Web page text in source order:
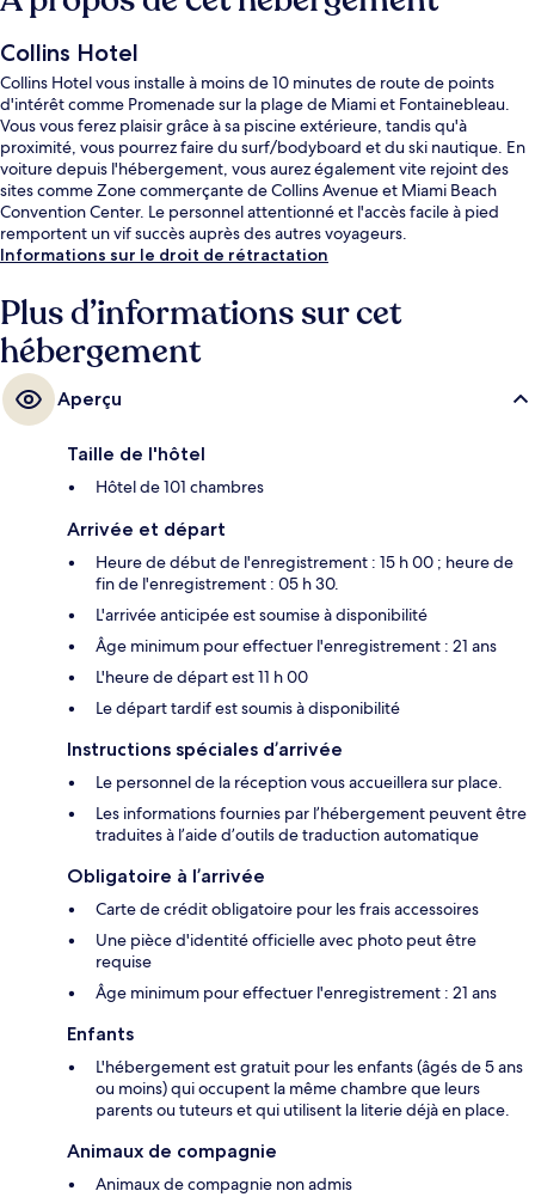
Collins Hotel
Collins Hotel vous installe à moins de 10 minutes de route de points
d'intérêt comme Promenade sur la plage de Miami et Fontainebleau.
Vous vous ferez plaisir grâce à sa piscine extérieure, tandis qu'à
proximité, vous pourrez faire du surf/bodyboard et du ski nautique. En
voiture depuis l'hébergement, vous aurez également vite rejoint des
sites comme Zone commerçante de Collins Avenue et Miami Beach
Convention Center. Le personnel attentionné et l'accès facile à pied
remportent un vif succès auprès des autres voyageurs.
Informations sur le droit de rétractation
Plus d’informations sur cet
hébergement
Aperçu
Taille de l'hôtel
Hôtel de 101 chambres
Arrivée et départ
Heure de début de l'enregistrement : 15 h 00 ; heure de
fin de l'enregistrement : 05 h 30.
L'arrivée anticipée est soumise à disponibilité
Âge minimum pour effectuer l'enregistrement : 21 ans
L'heure de départ est 11 h 00
Le départ tardif est soumis à disponibilité
Instructions spéciales d’arrivée
Le personnel de la réception vous accueillera sur place.
Les informations fournies par l’hébergement peuvent être
traduites à l’aide d’outils de traduction automatique
Obligatoire à l’arrivée
Carte de crédit obligatoire pour les frais accessoires
Une pièce d'identité officielle avec photo peut être
requise
Âge minimum pour effectuer l'enregistrement : 21 ans
Enfants
L'hébergement est gratuit pour les enfants (âgés de 5 ans
ou moins) qui occupent la même chambre que leurs
parents ou tuteurs et qui utilisent la literie déjà en place.
Animaux de compagnie
Animaux de compagnie non admis